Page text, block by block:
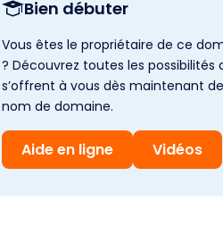
Bien débuter
Vous êtes le propriétaire de ce
? Découvrez toutes les possibilités
s’offrent à vous dès maintenant
nom de domaine.
Aide en ligne Vidéos